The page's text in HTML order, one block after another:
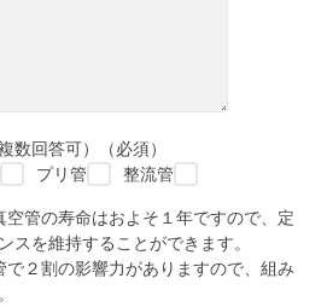
数回答可）（必須）
プリ管
整流管
管の寿命はおよそ１年ですので、定
スを維持することができます。
２割の影響力がありますので、組み